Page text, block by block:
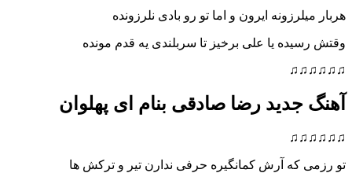
ایرون و اما تو رو بادی نلرزونده
یا علی برخیز تا سربلندی یه قدم مونده
رضا صادقی بنام ای پهلوان
که آرش کمانگیره حرفی ندارن تیر و ترکش ها